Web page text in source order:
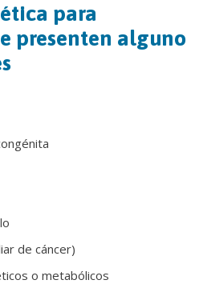
para
presenten alguno
de cáncer)
o metabólicos